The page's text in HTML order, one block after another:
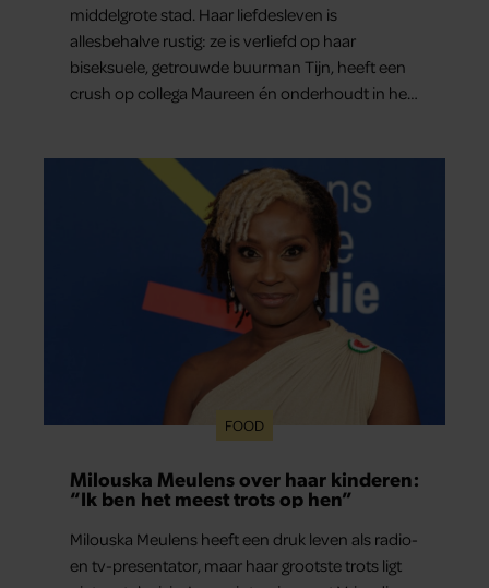
middelgrote stad. Haar liefdesleven is
allesbehalve rustig: ze is verliefd op haar
biseksuele, getrouwde buurman Tijn, heeft een
crush op collega Maureen én onderhoudt in het
kort wat er de afgelopen dagen allemaal in haar
leven gebeurde.
FOOD
Milouska Meulens over haar kinderen:
“Ik ben het meest trots op hen”
Milouska Meulens heeft een druk leven als radio-
en tv-presentator, maar haar grootste trots ligt